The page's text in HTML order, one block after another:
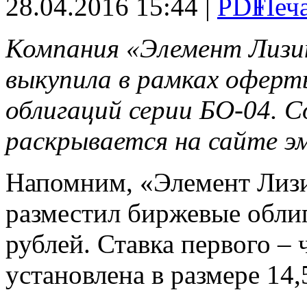
28.04.2016 15:44 |
Компания «Элемент
выкупила в рамках
облигаций серии БО-04.
раскрывается на сайте
Напомним, «Элемент
разместил биржевые
рублей. Ставка первого –
установлена в размере